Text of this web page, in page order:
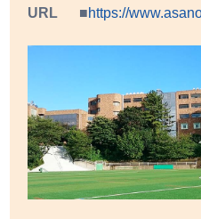
URL
https://